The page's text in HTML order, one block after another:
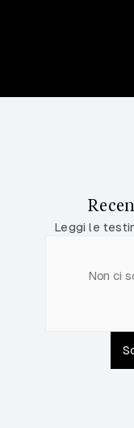
Leggi le
Non ci